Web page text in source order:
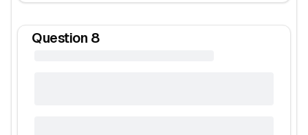
Question 8